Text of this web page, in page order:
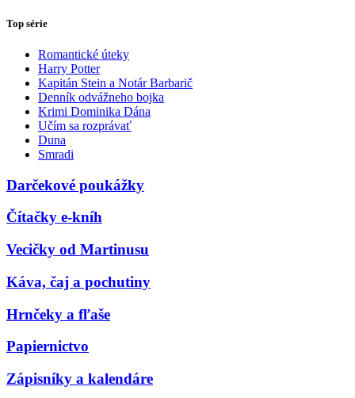
Top série
Romantické úteky
Harry Potter
Kapitán Stein a Notár Barbarič
Denník odvážneho bojka
Krimi Dominika Dána
Učím sa rozprávať
Duna
Smradi
Darčekové poukážky
Čítačky e-kníh
Vecičky od Martinusu
Káva, čaj a pochutiny
Hrnčeky a fľaše
Papiernictvo
Zápisníky a kalendáre